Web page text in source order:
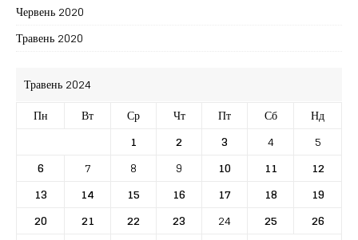
Червень 2020
Травень 2020
Травень 2024
Пн
Вт Ср Чт Пт Сб
Нд
1
2 3 4
5
6
7 8 9 10 11
12
13
14 15 16 17 18
19
20
21 22 23 24 25
26